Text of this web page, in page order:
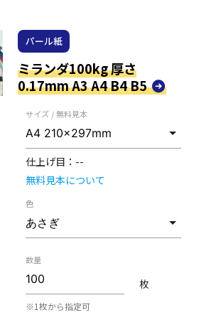
パール紙
ミランダ100kg 厚さ
0.17mm A3 A4 B4 B5
サイズ / 無料見本
仕上げ目： --
無料見本について
色
数量
※1枚から指定可
枚